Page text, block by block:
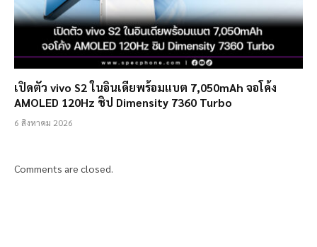
เปิดตัว vivo S2 ในอินเดียพร้อมแบต 7,050mAh จอโค้ง
AMOLED 120Hz ชิป Dimensity 7360 Turbo
6 สิงหาคม 2026
Comments are closed.